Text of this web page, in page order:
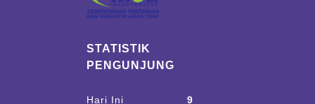
STATISTIK
PENGUNJUNG
Hari Ini
9